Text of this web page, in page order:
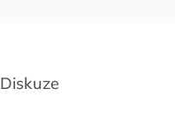
Diskuze